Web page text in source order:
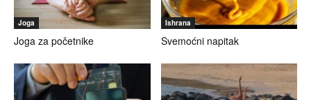
Joga
Joga za početnike
Ishrana
Svemoćni napitak